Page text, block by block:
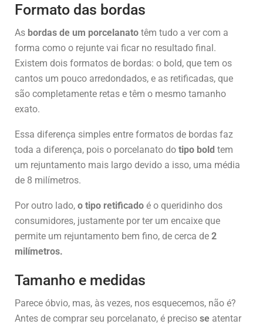
Formato das bordas
As bordas de um porcelanato têm tudo a ver com a
forma como o rejunte vai ficar no resultado final.
Existem dois formatos de bordas: o bold, que tem os
cantos um pouco arredondados, e as retificadas, que
são completamente retas e têm o mesmo tamanho
exato.
Essa diferença simples entre formatos de bordas faz
toda a diferença, pois o porcelanato do tipo bold tem
um rejuntamento mais largo devido a isso, uma média
de 8 milímetros.
Por outro lado, o tipo retificado é o queridinho dos
consumidores, justamente por ter um encaixe que
permite um rejuntamento bem fino, de cerca de 2
milímetros.
Tamanho e medidas
Parece óbvio, mas, às vezes, nos esquecemos, não é?
Antes de comprar seu porcelanato, é preciso se atentar